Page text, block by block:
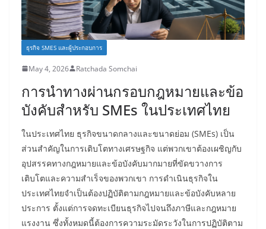
ธุรกิจ SMES และผู้ประกอบการ
May 4, 2026 Ratchada Somchai
การนำทางผ่านกรอบกฎหมายและข้อ
บังคับสำหรับ SMEs ในประเทศไทย
ในประเทศไทย ธุรกิจขนาดกลางและขนาดย่อม (SMEs) เป็น
ส่วนสำคัญในการเติบโตทางเศรษฐกิจ แต่พวกเขาต้องเผชิญกับ
อุปสรรคทางกฎหมายและข้อบังคับมากมายที่ขัดขวางการ
เติบโตและความสำเร็จของพวกเขา การดำเนินธุรกิจใน
ประเทศไทยจำเป็นต้องปฏิบัติตามกฎหมายและข้อบังคับหลาย
ประการ ตั้งแต่การจดทะเบียนธุรกิจไปจนถึงภาษีและกฎหมาย
แรงงาน ซึ่งทั้งหมดนี้ต้องการความระมัดระวังในการปฏิบัติตาม